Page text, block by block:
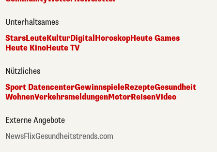
Unterhaltsames
StarsLeuteKulturDigital HoroskopHeute Games
Heute KinoHeute TV
Nützliches
Sport DatencenterGewinnspieleRezepteGesundheit
WohnenVerkehrsmeldungenMotorReisenVideo
Externe Angebote
NewsFlixGesundheitstrends.com